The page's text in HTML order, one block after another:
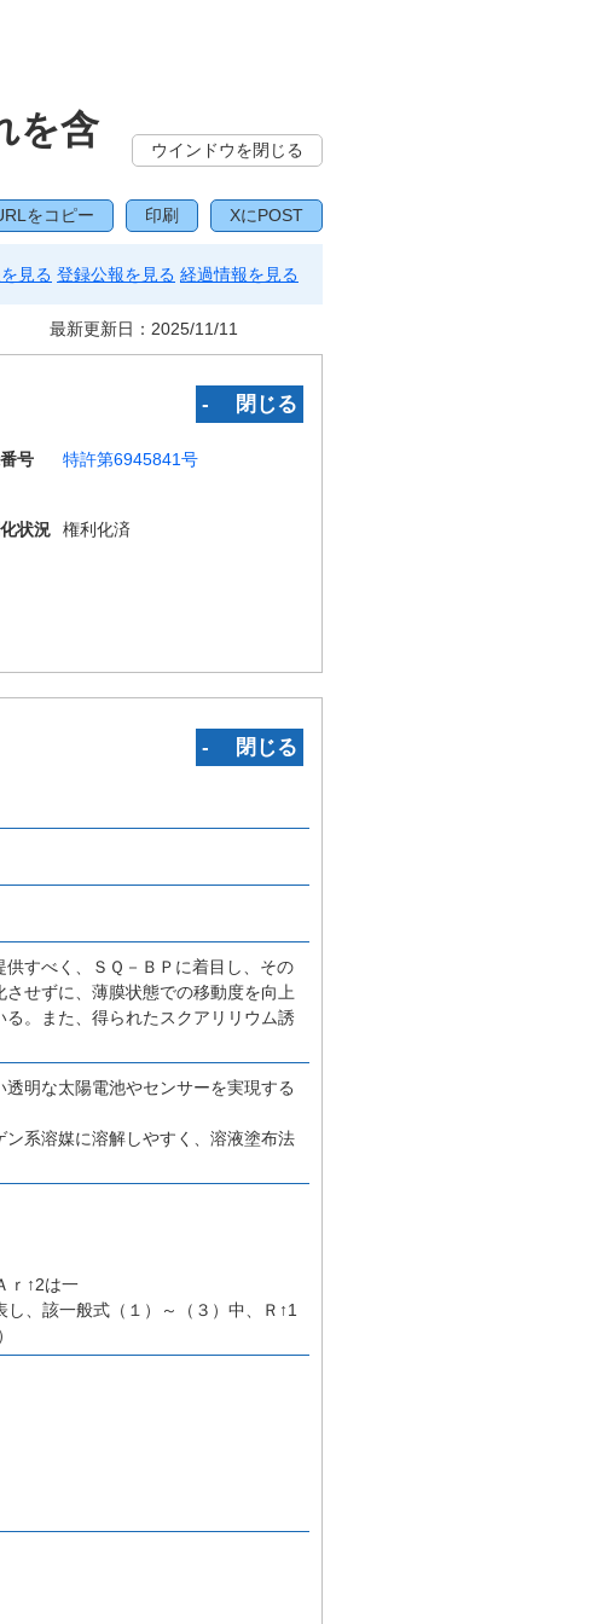
を含
ウインドウを閉じる
をコピー 印刷 XにPOST
見る 登録公報を見る 経過情報を見る
最新更新日： 2025/11/11
‐ 閉じる
号
特許第6945841号
状況
権利化済
‐ 閉じる
すべく、ＳＱ－ＢＰに着目し、その
せずに、薄膜状態での移動度を向上
。また、得られたスクアリリウム誘
明な太陽電池やセンサーを実現する
系溶媒に溶解しやすく、溶液塗布法
ｒ↑2は一
、該一般式（１）～（３）中、Ｒ↑1